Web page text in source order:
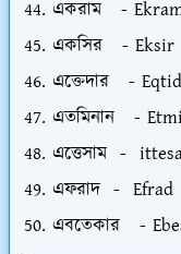
একরাম -
একসির - Eksir
এক্তেদার -
এতমিনান -
এত্তেসাম -
এফরাদ -
এবতেকার -